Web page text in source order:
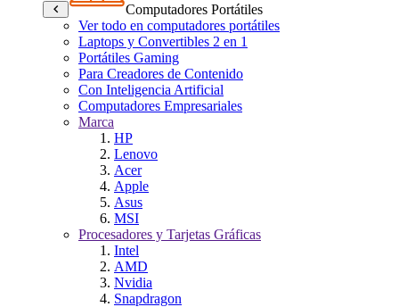
Computadores Portátiles
Ver todo en computadores portátiles
Laptops y Convertibles 2 en 1
Portátiles Gaming
Para Creadores de Contenido
Con Inteligencia Artificial
Computadores Empresariales
Marca
HP
Lenovo
Acer
Apple
Asus
MSI
Procesadores y Tarjetas Gráficas
Intel
AMD
Nvidia
Snapdragon